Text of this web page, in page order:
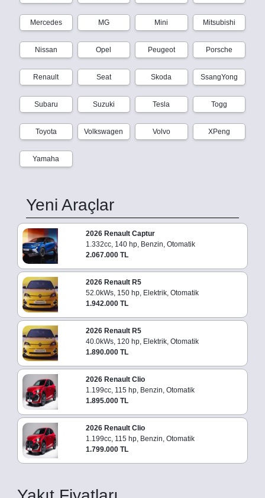
Mercedes MG Mini Mitsubishi
Nissan Opel Peugeot Porsche
Renault Seat Skoda SsangYong
Subaru Suzuki Tesla Togg
Toyota Volkswagen Volvo XPeng
Yamaha
Yeni Araçlar
2026 Renault Captur
1.332cc, 140 hp, Benzin, Otomatik
2.067.000 TL
2026 Renault R5
52.0kWs, 150 hp, Elektrik, Otomatik
1.942.000 TL
2026 Renault R5
40.0kWs, 120 hp, Elektrik, Otomatik
1.890.000 TL
2026 Renault Clio
1.199cc, 115 hp, Benzin, Otomatik
1.895.000 TL
2026 Renault Clio
1.199cc, 115 hp, Benzin, Otomatik
1.799.000 TL